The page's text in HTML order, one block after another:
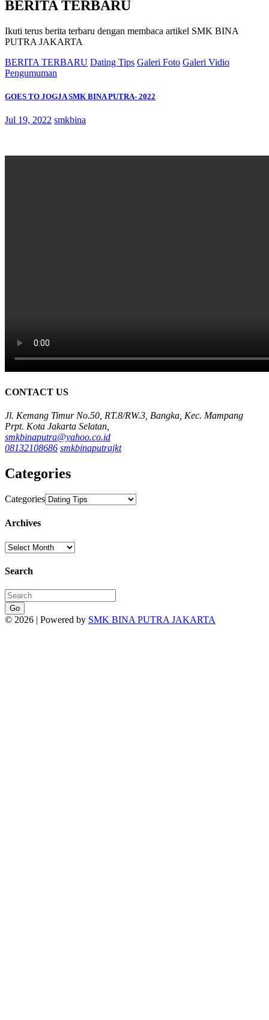
BERITA TERBARU
Ikuti terus berita terbaru dengan membaca artikel SMK BINA
PUTRA JAKARTA
BERITA TERBARU Dating Tips Galeri Foto Galeri Vidio
Pengumuman
GOES TO JOGJA SMK BINA PUTRA- 2022
Jul 19, 2022 smkbina
CONTACT US
Jl. Kemang Timur No.50, RT.8/RW.3, Bangka, Kec. Mampang
Prpt. Kota Jakarta Selatan,
smkbinaputra@yahoo.co.id
08132108686 smkbinaputrajkt
Categories
Categories
Archives
Search
Go
© 2026 | Powered by SMK BINA PUTRA JAKARTA